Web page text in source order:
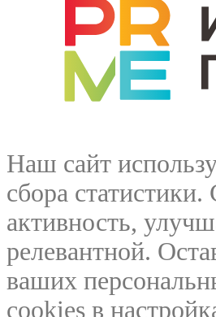
Наш сайт
сбора
активность,
релевантной.
ваших
cookies в